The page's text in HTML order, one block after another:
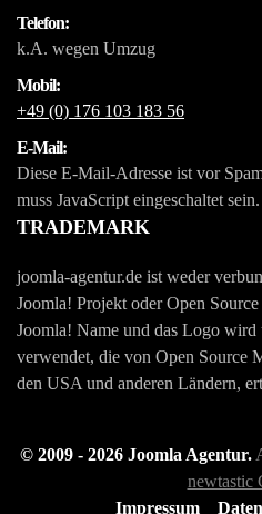
Telefon:
k.A. wegen Umzug
Mobil:
+49 (0) 176 103 183 56
E-Mail:
Diese E-Mail-Adresse ist vor
muss JavaScript eingeschaltet sein.
TRADEMARK
joomla-agentur.de ist weder
Joomla! Projekt oder Open
Joomla! Name und das Logo wird
verwendet, die von Open Source
den USA und anderen Ländern,
© 2009 - 2026 Joomla Agentur.
newtastic
Impressum